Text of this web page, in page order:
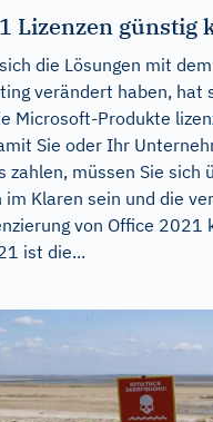
Lizenzen günstig
die Lösungen mit
verändert haben, hat
Microsoft-Produkte
Sie oder Ihr
zahlen, müssen Sie sich
im Klaren sein und die
von Office 2021
ist die...